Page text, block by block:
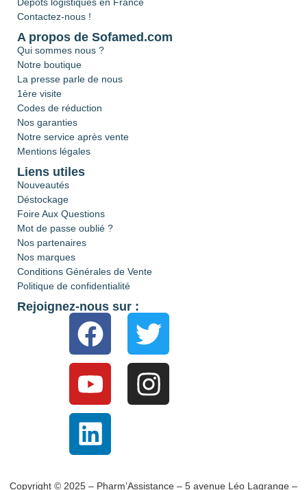
Dépôts logistiques en France
Contactez-nous !
A propos de Sofamed.com
Qui sommes nous ?
Notre boutique
La presse parle de nous
1ère visite
Codes de réduction
Nos garanties
Notre service après vente
Mentions légales
Liens utiles
Nouveautés
Déstockage
Foire Aux Questions
Mot de passe oublié ?
Nos partenaires
Nos marques
Conditions Générales de Vente
Politique de confidentialité
Rejoignez-nous sur :
Copyright © 2025 – Pharm’Assistance – 5 avenue Léo Lagrange –